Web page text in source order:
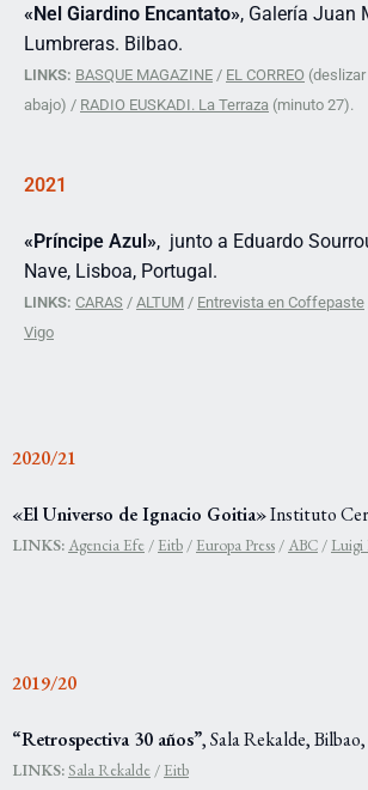
«Nel Giardino Encantato», Galería Juan
Lumbreras. Bilbao.
LINKS: BASQUE MAGAZINE / EL CORREO (d
abajo) / RADIO EUSKADI. La Terraza (minuto 27).
2021
«Príncipe Azul», junto a Eduardo
Nave, Lisboa, Portugal.
LINKS: CARAS / ALTUM / Entrevista en Coffepaste
Vigo
2020/21
«El Universo de Ignacio Goitia»Instituto
LINKS:Agencia Efe / Eitb/ Europa Press/ABC/ Luigi
2019/20
“Retrospectiva 30 años”, Sala Rekalde,
LINKS: Sala Rekalde / Eitb